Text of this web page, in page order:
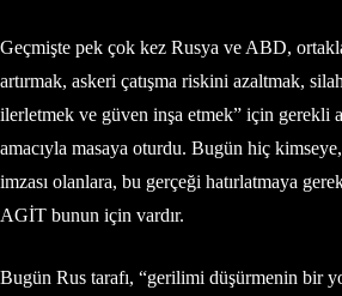
Geçmişte pek çok kez Rusya ve ABD,
artırmak, askeri çatışma riskini azaltmak,
ilerletmek ve güven inşa etmek” için gerekli
amacıyla masaya oturdu. Bugün hiç
imzası olanlara, bu gerçeği hatırlatmaya
AGİT bunun için vardır.
Bugün Rus tarafı, “gerilimi düşürmenin bir